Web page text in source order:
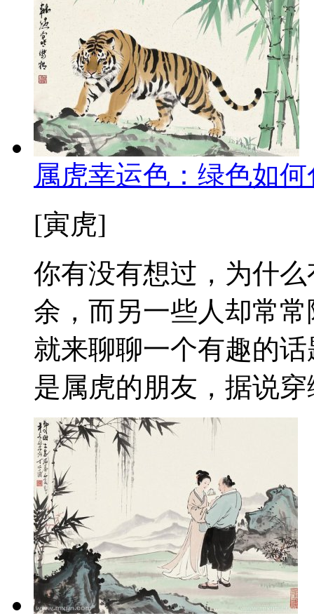
属虎幸运色：绿色如
[寅虎]
你有没有想过，为什
余，而另一些人却常
就来聊聊一个有趣的
是属虎的朋友，据说